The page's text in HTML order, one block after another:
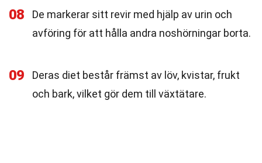
08
De markerar sitt revir med hjälp av urin och
avföring för att hålla andra noshörningar borta.
09
Deras diet består främst av löv, kvistar, frukt
och bark, vilket gör dem till växtätare.